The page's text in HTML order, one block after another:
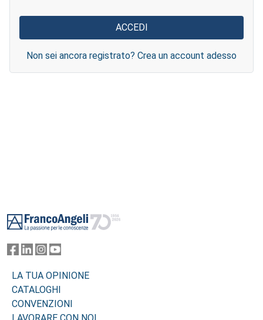
Non sei ancora registrato? Crea un account adesso
LA TUA OPINIONE
CATALOGHI
CONVENZIONI